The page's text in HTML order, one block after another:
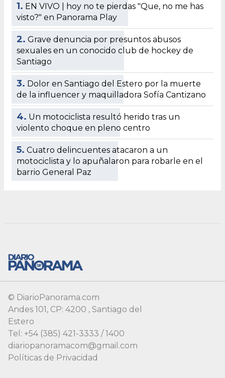
1. EN VIVO | hoy no te pierdas "Que, no me has
visto?" en Panorama Play
2. Grave denuncia por presuntos abusos
sexuales en un conocido club de hockey de
Santiago
3. Dolor en Santiago del Estero por la muerte
de la influencer y maquilladora Sofía Cantizano
4. Un motociclista resultó herido tras un
violento choque en pleno centro
5. Cuatro delincuentes atacaron a un
motociclista y lo apuñalaron para robarle en el
barrio General Paz
© DiarioPanorama.com
Andes 101, CP: 4200 , Santiago del
Estero
Tel: +54 (385) 421-3333 / 1400
diariopanoramacom@gmail.com
Políticas de Privacidad